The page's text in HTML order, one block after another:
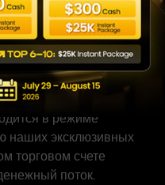
содержащий
нашей модели
активность на
в режиме
наших эксклюзивных
торговом счете
поток.